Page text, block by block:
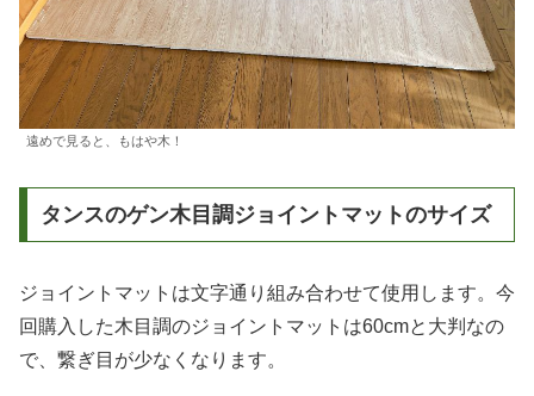
遠めで見ると、もはや木！
タンスのゲン木目調ジョイントマットのサイズ
ジョイントマットは文字通り組み合わせて使用します。今
回購入した木目調のジョイントマットは60cmと大判なの
で、繋ぎ目が少なくなります。